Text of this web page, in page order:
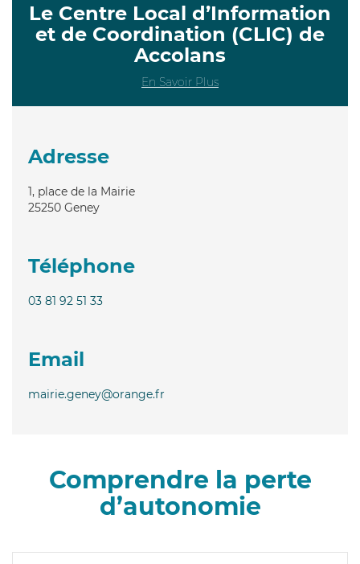
Le Centre Local d’Information
et de Coordination (CLIC) de
Accolans
En Savoir Plus
Adresse
1, place de la Mairie
25250 Geney
Téléphone
03 81 92 51 33
Email
mairie.geney@orange.fr
Comprendre la perte
d’autonomie